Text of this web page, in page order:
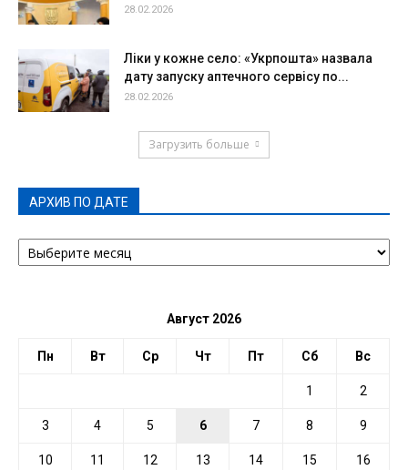
28.02.2026
Ліки у кожне село: «Укрпошта» назвала
дату запуску аптечного сервісу по...
28.02.2026
Загрузить больше
АРХИВ ПО ДАТЕ
АРХИВ
ПО
Август 2026
Пн Вт Ср Чт Пт Сб Вс
1 2
3 4 5 6 7 8 9
10 11 12 13 14 15 16